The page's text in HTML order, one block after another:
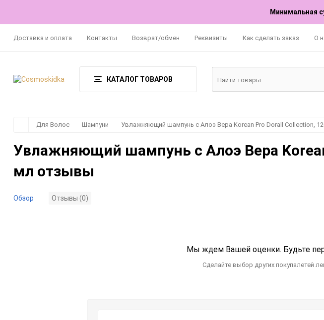
Минимальная
Доставка и оплата Контакты Возврат/обмен Реквизиты Как сделать заказ О
КАТАЛОГ ТОВАРОВ
Для Волос Шампуни Увлажняющий шампунь с Алоэ Вера Korean Pro Dorall Collection,
Увлажняющий шампунь с Алоэ Вера
мл отзывы
Обзор Отзывы (0)
Мы ждем Вашей оценки. Будьте
Сделайте выбор других покупалетей